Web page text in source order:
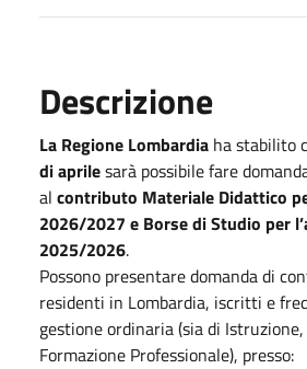
Descrizione
La Regione Lombardia ha stabilito
di aprilesarà possibile fare
al contributo Materiale Didattico
2026/2027 e Borse di Studio per
2025/2026.
Possono presentare domanda di
residenti in Lombardia, iscritti e
gestione ordinaria (sia di
Formazione Professionale), presso: